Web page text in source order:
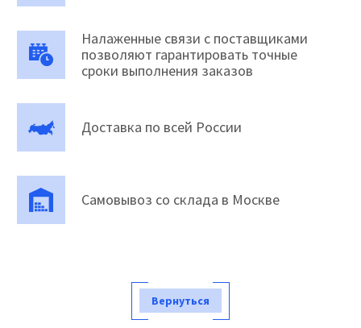
Налаженные связи с поставщиками
позволяют гарантировать точные
сроки выполнения заказов
Доставка по всей России
Самовывоз со склада в Москве
Вернуться